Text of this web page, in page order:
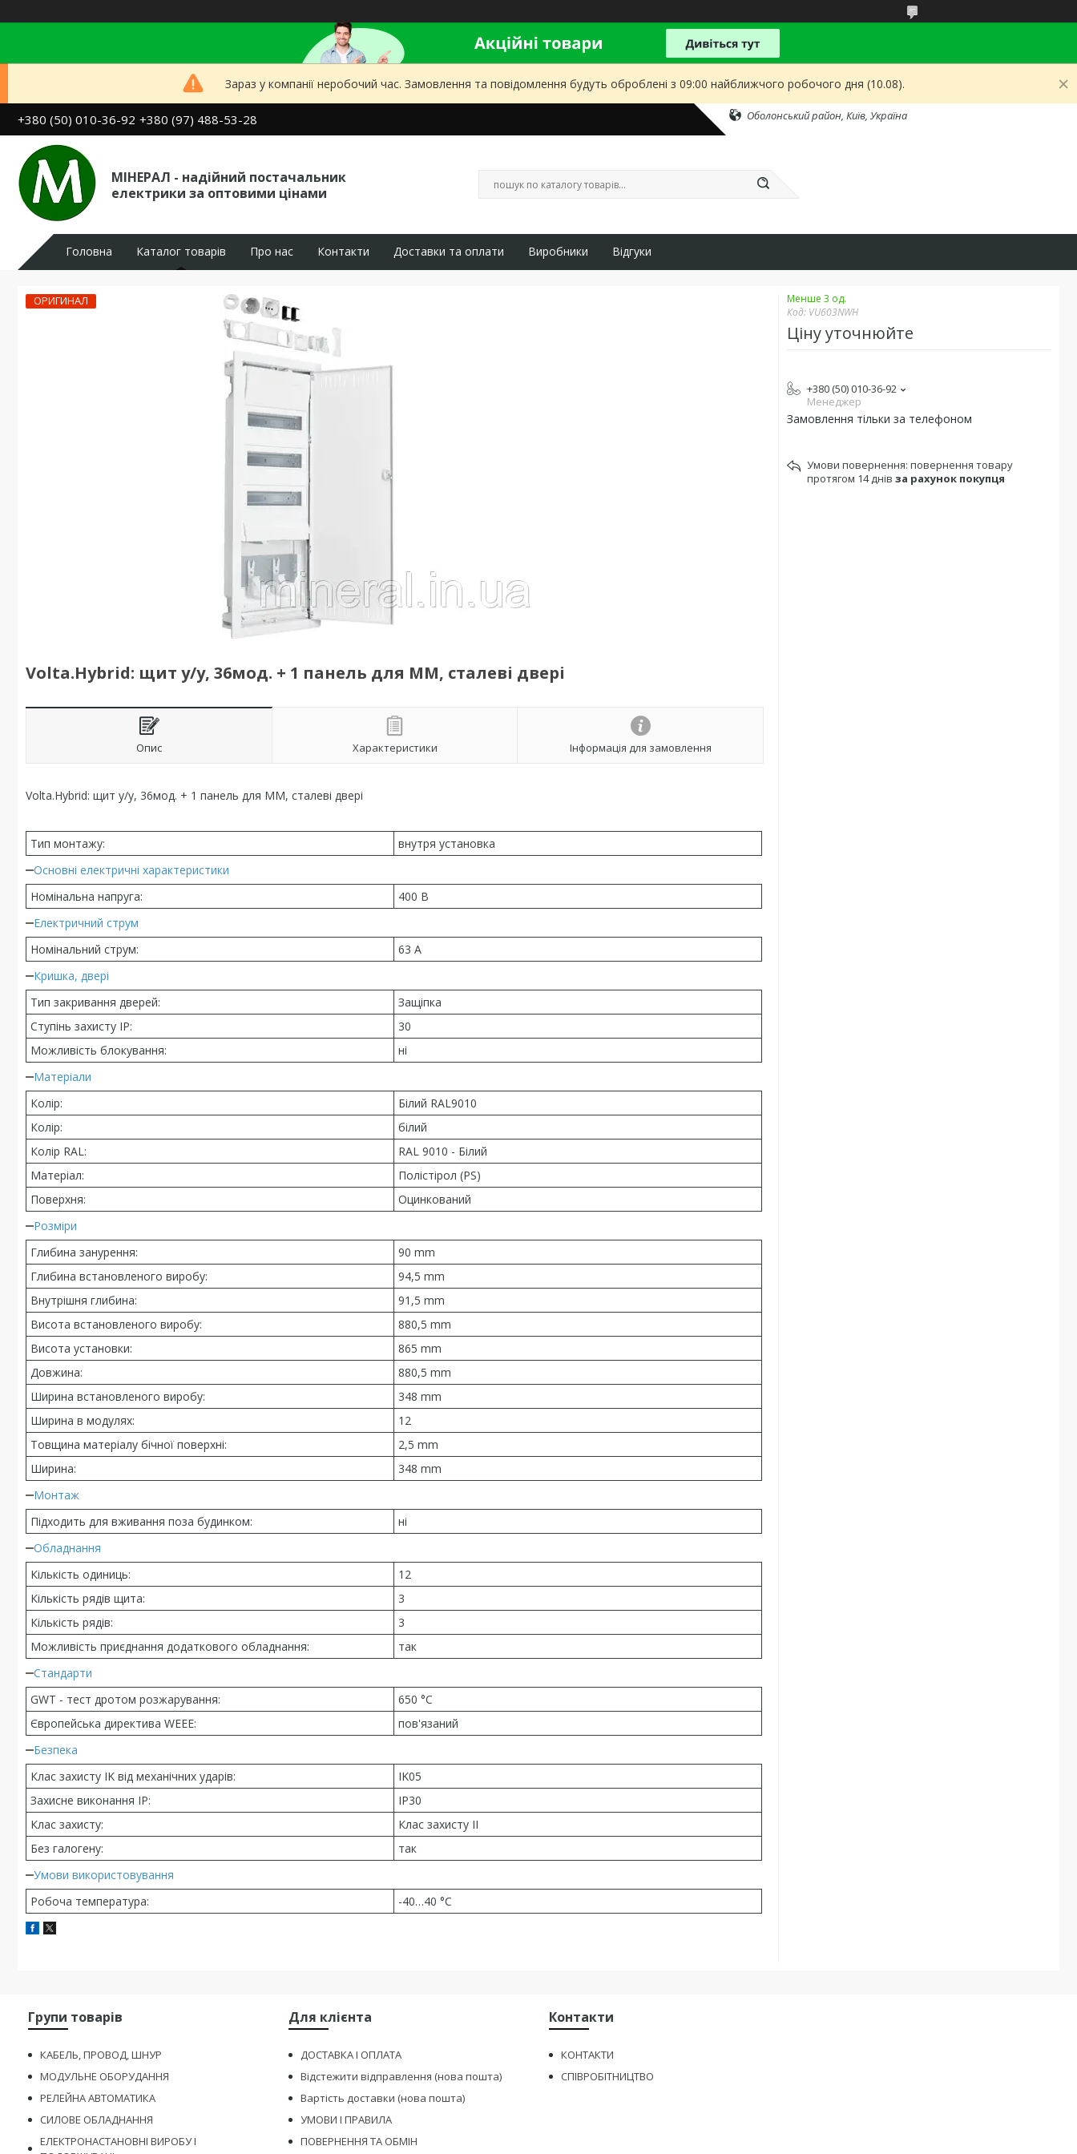
Зараз у компанії неробочий час. Замовлення та повідомлення будуть оброблені з 09:00 найближчого робочого дня (10.08).
+380 (50) 010-36-92 +380 (97) 488-53-28 Оболонський район, Київ, Україна
МІНЕРАЛ - надійний постачальник
електрики за оптовими цінами
Головна Каталог товарів Про нас Контакти Доставки та оплати Виробники Відгуки
ОРИГИНАЛ
Volta.Hybrid: щит у/у, 36мод. + 1 панель для ММ, сталеві двері
Опис Характеристики Інформація для замовлення
Volta.Hybrid: щит у/у, 36мод. + 1 панель для ММ, сталеві двері
Тип монтажу:
внутря установка
Основні електричні характеристики
Номінальна напруга:
400 B
Електричний струм
Номінальний струм:
63 A
Кришка, двері
Тип закривання дверей:
Защіпка
Ступінь захисту IP:
30
Можливість блокування:
ні
Матеріали
Колір:
Білий RAL9010
Колір:
білий
Колір RAL:
RAL 9010 - Білий
Матеріал:
Полістірол (PS)
Поверхня:
Оцинкований
Розміри
Глибина занурення:
90 mm
Глибина встановленого виробу:
94,5 mm
Внутрішня глибина:
91,5 mm
Висота встановленого виробу:
880,5 mm
Висота установки:
865 mm
Довжина:
880,5 mm
Ширина встановленого виробу:
348 mm
Ширина в модулях:
12
Товщина матеріалу бічної поверхні:
2,5 mm
Ширина:
348 mm
Монтаж
Підходить для вживання поза будинком:
ні
Обладнання
Кількість одиниць:
12
Кількість рядів щита:
3
Кількість рядів:
3
Можливість приєднання додаткового обладнання:
так
Стандарти
GWT - тест дротом розжарування:
650 °C
Європейська директива WEEE:
пов'язаний
Безпека
Клас захисту IK від механічних ударів:
IK05
Захисне виконання ІР:
IP30
Клас захисту:
Клас захисту IІ
Без галогену:
так
Умови використовування
Робоча температура:
-40…40 °C
Менше 3 од.
Код: VU603NWH
Ціну уточнюйте
+380 (50) 010-36-92
Менеджер
Замовлення тільки за телефоном
повернення товару
протягом 14 днів за рахунок покупця
Групи товарів
КАБЕЛЬ, ПРОВОД, ШНУР
МОДУЛЬНЕ ОБОРУДАННЯ
РЕЛЕЙНА АВТОМАТИКА
СИЛОВЕ ОБЛАДНАННЯ
ЕЛЕКТРОНАСТАНОВНІ ВИРОБУ І
Для клієнта
ДОСТАВКА І ОПЛАТА
Відстежити відправлення (нова пошта)
Вартість доставки (нова пошта)
УМОВИ І ПРАВИЛА
ПОВЕРНЕННЯ ТА ОБМІН
Контакти
КОНТАКТИ
СПІВРОБІТНИЦТВО